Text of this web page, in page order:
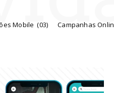
Mobile (03) Campanhas